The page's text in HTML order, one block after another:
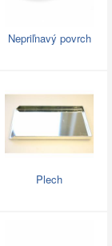
Nepriľnavý povrch
Plech